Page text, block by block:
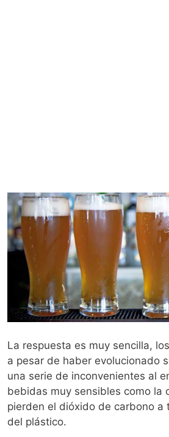
La respuesta es muy sencilla,
a pesar de haber evolucionado
una serie de inconvenientes al
bebidas muy sensibles como la
pierden el dióxido de carbono a
del plástico.